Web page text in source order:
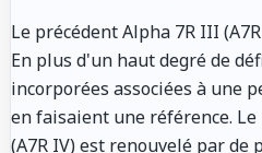
Le précédent Alpha 7R III
En plus d'un haut degré de
incorporées associées à une
en faisaient une référence.
(A7R IV) est renouvelé par de